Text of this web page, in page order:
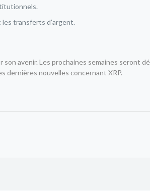
les transferts d’argent.
avenir. Les prochaines semaines seront
dernières nouvelles concernant XRP.